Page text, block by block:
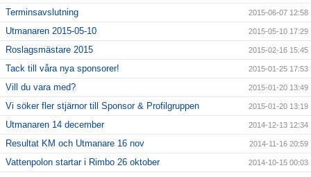
Terminsavslutning 2015-06-07 12:58
Utmanaren 2015-05-10 2015-05-10 17:29
Roslagsmästare 2015 2015-02-16 15:45
Tack till våra nya sponsorer! 2015-01-25 17:53
Vill du vara med? 2015-01-20 13:49
Vi söker fler stjärnor till Sponsor & Profilgruppen 2015-01-20 13:19
Utmanaren 14 december 2014-12-13 12:34
Resultat KM och Utmanare 16 nov 2014-11-16 20:59
Vattenpolon startar i Rimbo 26 oktober 2014-10-15 00:03